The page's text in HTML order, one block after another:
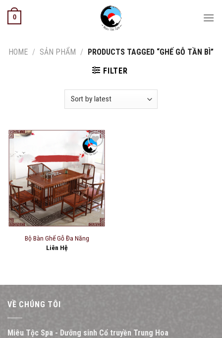
Skip
0
HOME / SẢN PHẨM / PRODUCTS TAGGED “GHẾ GỖ TẦN BÌ”
FILTER
Add to
wishlist
Bộ Bàn Ghế Gỗ Đa Năng
Liên Hệ
VỀ CHÚNG TÔI
Miêu Tộc Spa - Dưỡng sinh Cổ truyền Trung Hoa